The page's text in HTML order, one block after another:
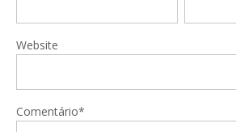
Website
Comentário*